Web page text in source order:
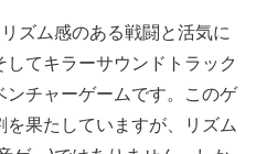
ズム感のある戦闘と活気に
てキラーサウンドトラック
チャーゲームです。このゲ
果たしていますが、リズム